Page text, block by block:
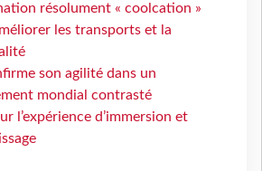
résolument « coolcation »
les transports et la
son agilité dans un
mondial contrasté
l’expérience d’immersion et